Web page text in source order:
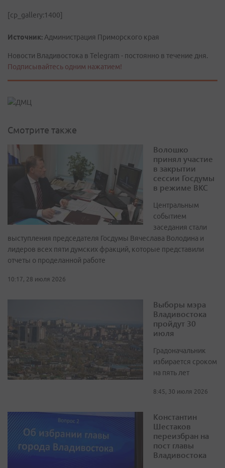
[cp_gallery:1400]
Источник: Администрация Приморского края
Новости Владивостока в Telegram - постоянно в течение дня.
Подписывайтесь одним нажатием!
Смотрите также
Волошко
принял участие
в закрытии
сессии Госдумы
в режиме ВКС
Центральным
событием
заседания стали
выступления председателя Госдумы Вячеслава Володина и
лидеров всех пяти думских фракций, которые представили
отчеты о проделанной работе
10:17, 28 июля 2026
Выборы мэра
Владивостока
пройдут 30
июля
Градоначальник
избирается сроком
на пять лет
8:45, 30 июля 2026
Константин
Шестаков
переизбран на
пост главы
Владивостока